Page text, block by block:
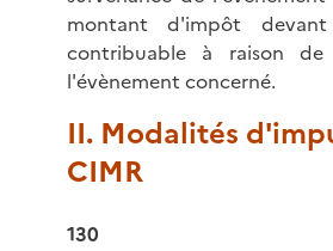
montant d'impôt
contribuable à raison
l'évènement concerné.
II. Modalités
CIMR
130